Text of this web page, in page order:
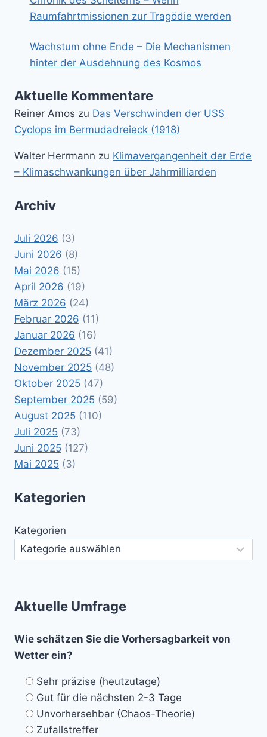
Raumfahrtmissionen zur Tragödie werden
Wachstum ohne Ende – Die Mechanismen
hinter der Ausdehnung des Kosmos
Aktuelle Kommentare
Reiner Amos zu Das Verschwinden der USS
Cyclops im Bermudadreieck (1918)
Walter Herrmann zu Klimavergangenheit der Erde
– Klimaschwankungen über Jahrmilliarden
Archiv
Juli 2026 (3)
Juni 2026 (8)
Mai 2026 (15)
April 2026 (19)
März 2026 (24)
Februar 2026 (11)
Januar 2026 (16)
Dezember 2025 (41)
November 2025 (48)
Oktober 2025 (47)
September 2025 (59)
August 2025 (110)
Juli 2025 (73)
Juni 2025 (127)
Mai 2025 (3)
Kategorien
Kategorien
Aktuelle Umfrage
Wie schätzen Sie die Vorhersagbarkeit von
Wetter ein?
Sehr präzise (heutzutage)
Gut für die nächsten 2-3 Tage
Unvorhersehbar (Chaos-Theorie)
Zufallstreffer